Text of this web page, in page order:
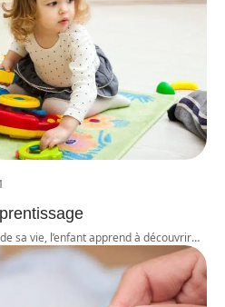
sa vie, l’enfant apprend à découvrir…